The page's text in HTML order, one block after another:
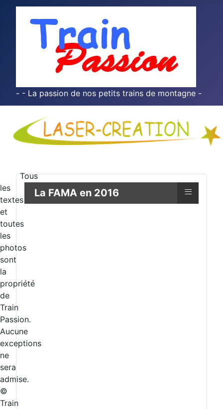
- - La passion de nos petits trains de montagne -
La FAMA en 2016 ≡
Tous
les
textes
et
toutes
les
photos
sont
la
propriété
de
Train
Passion.
Aucune
exceptions
ne
sera
admise.
©
Train